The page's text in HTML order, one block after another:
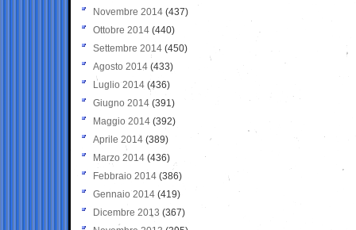
Novembre 2014 (437)
Ottobre 2014 (440)
Settembre 2014 (450)
Agosto 2014 (433)
Luglio 2014 (436)
Giugno 2014 (391)
Maggio 2014 (392)
Aprile 2014 (389)
Marzo 2014 (436)
Febbraio 2014 (386)
Gennaio 2014 (419)
Dicembre 2013 (367)